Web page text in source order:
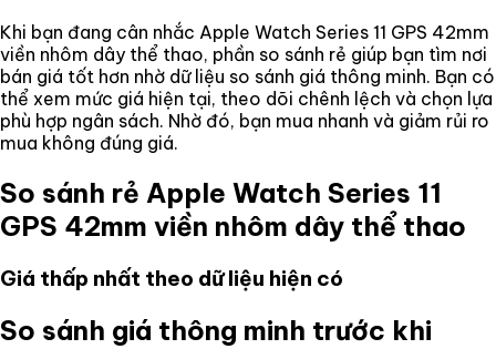
Khi bạn đang cân nhắc Apple Watch Series 11 GPS 42mm
viền nhôm dây thể thao, phần so sánh rẻ giúp bạn tìm nơi
bán giá tốt hơn nhờ dữ liệu so sánh giá thông minh. Bạn có
thể xem mức giá hiện tại, theo dõi chênh lệch và chọn lựa
phù hợp ngân sách. Nhờ đó, bạn mua nhanh và giảm rủi ro
mua không đúng giá.
So sánh rẻ Apple Watch Series 11
GPS 42mm viền nhôm dây thể thao
Giá thấp nhất theo dữ liệu hiện có
So sánh giá thông minh trước khi